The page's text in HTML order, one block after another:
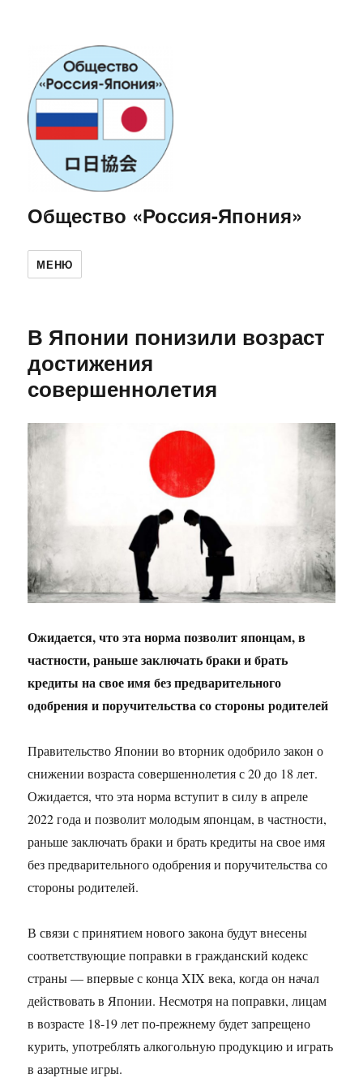
Общество «Россия-Япония»
МЕНЮ
В Японии понизили возраст
достижения
совершеннолетия
Ожидается, что эта норма позволит японцам, в
частности, раньше заключать браки и брать
кредиты на свое имя без предварительного
одобрения и поручительства со стороны родителей
Правительство Японии во вторник одобрило закон о
снижении возраста совершеннолетия с 20 до 18 лет.
Ожидается, что эта норма вступит в силу в апреле
2022 года и позволит молодым японцам, в частности,
раньше заключать браки и брать кредиты на свое имя
без предварительного одобрения и поручительства со
стороны родителей.
В связи с принятием нового закона будут внесены
соответствующие поправки в гражданский кодекс
страны — впервые с конца XIX века, когда он начал
действовать в Японии. Несмотря на поправки, лицам
в возрасте 18-19 лет по-прежнему будет запрещено
курить, употреблять алкогольную продукцию и играть
в азартные игры.